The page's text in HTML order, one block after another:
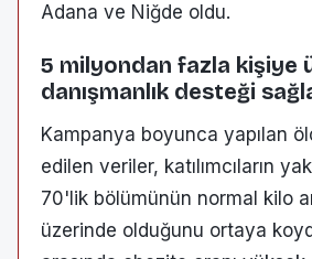
Adana ve Niğde oldu.
5 milyondan fazla kişiye
danışmanlık desteği
Kampanya boyunca yapılan
edilen veriler, katılımcıların
70'lik bölümünün normal kilo
üzerinde olduğunu ortaya